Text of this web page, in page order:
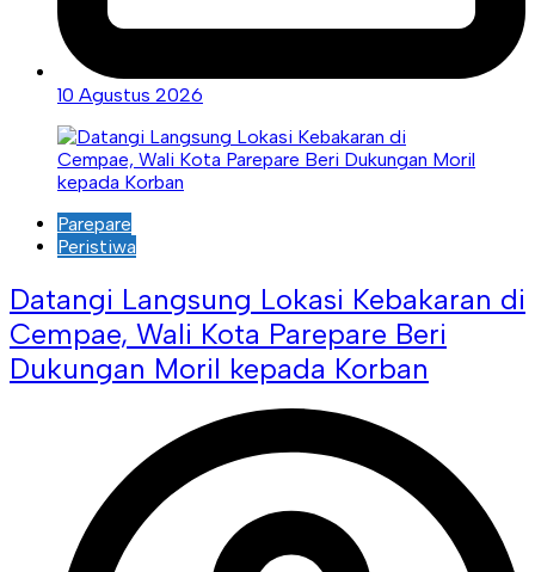
10 Agustus 2026
Parepare
Peristiwa
Datangi Langsung Lokasi Kebakaran di
Cempae, Wali Kota Parepare Beri
Dukungan Moril kepada Korban